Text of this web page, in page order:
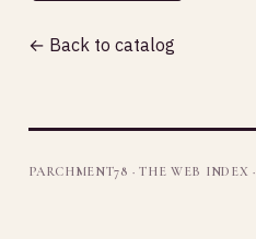
← Back to catalog
PARCHMENT78 · THE WEB INDEX ·